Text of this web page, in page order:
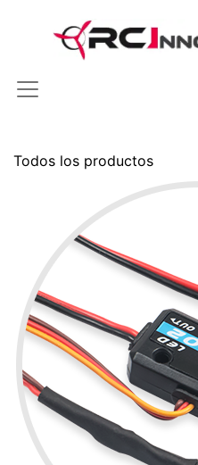
Todos los productos